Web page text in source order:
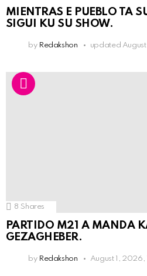
MIENTRAS E PUEBLO TA
SIGUI KU SU SHOW.
by Redakshon updated
8 Shares
PARTIDO M21 A MANDA
GEZAGHEBER.
by Redakshon August 1, 2026,